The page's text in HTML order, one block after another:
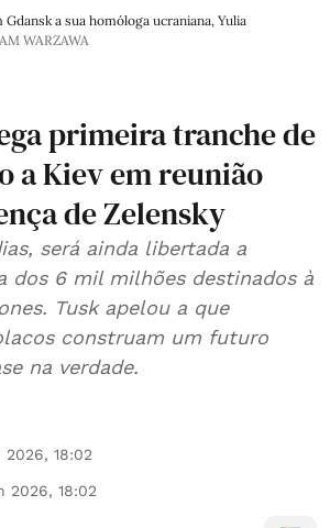
a sua homóloga ucraniana, Yulia
WARZAWA
primeira tranche de
a Kiev em reunião
de Zelensky
será ainda libertada a
dos 6 mil milhões destinados à
Tusk apelou a que
construam um futuro
na verdade.
2026, 18:02
2026, 18:02